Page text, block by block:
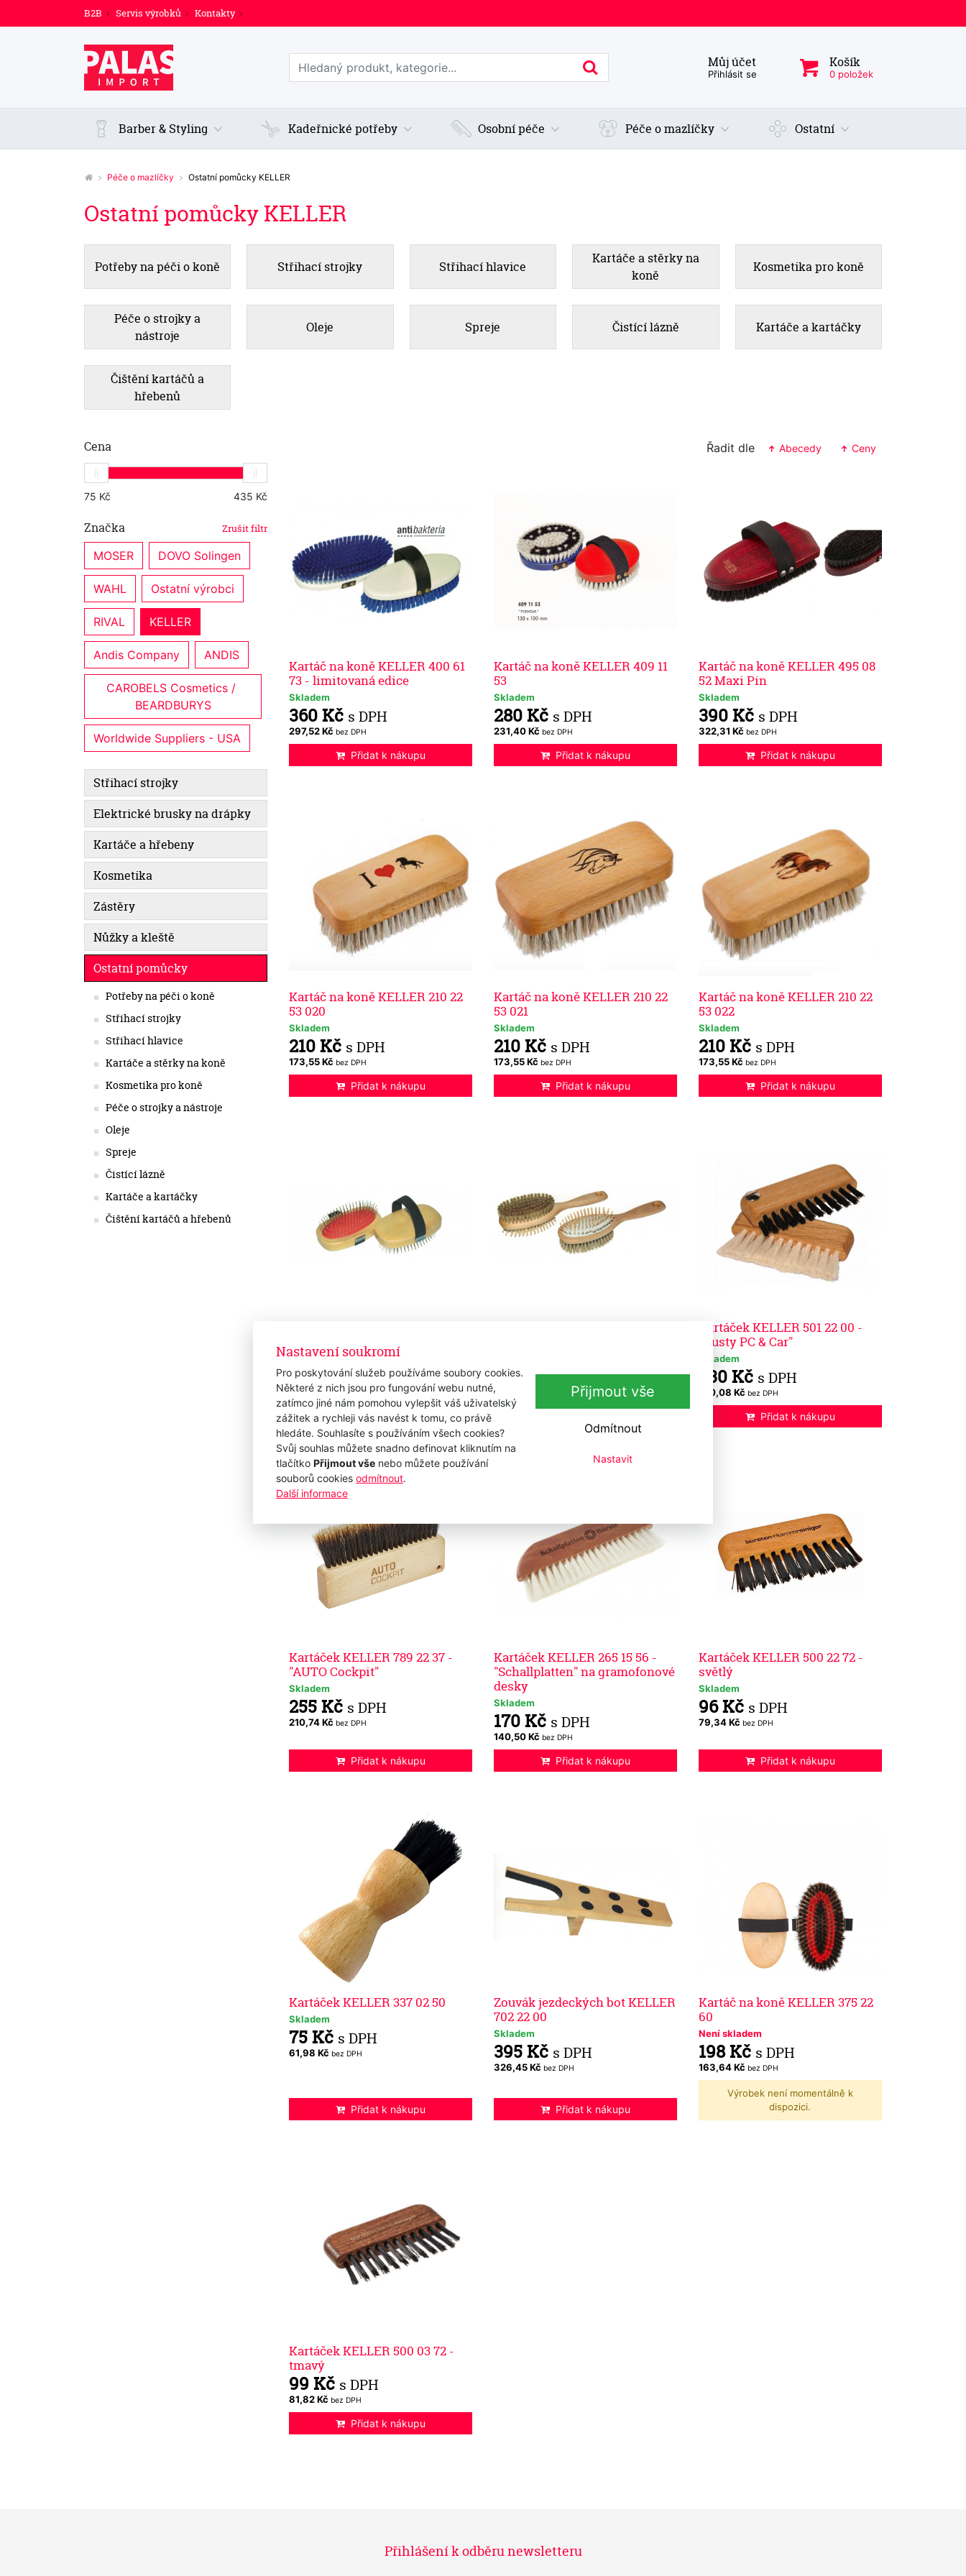
Nastavení soukromí
Pro poskytování služeb používáme soubory cookies.
Některé z nich jsou pro fungování webu nutné,
zatímco jiné nám pomohou vylepšit váš uživatelský
zážitek a rychleji vás navést k tomu, co právě
hledáte. Souhlasíte s používáním všech cookies?
Svůj souhlas můžete snadno definovat kliknutím na
tlačítko Přijmout vše nebo můžete používání
souborů cookies odmítnout.
Další informace
Přijmout vše
Odmítnout
Nastavit
B2B Servis výrobků Kontakty
Můj účet
Přihlásit se
Košík
0 položek
Prohledat web Hledaný produkt, kategorie...
Barber & Styling Kadeřnické potřeby Osobní péče Péče o mazlíčky Ostatní
Péče o mazlíčky Ostatní pomůcky KELLER
Ostatní pomůcky KELLER
Potřeby na péči o koně Střihací strojky Střihací hlavice
Kartáče a stěrky na
koně
Kosmetika pro koně
Péče o strojky a
nástroje
Oleje Spreje Čistící lázně Kartáče a kartáčky
Čištění kartáčů a
hřebenů
Cena
Značka Zrušit filtr
MOSER DOVO Solingen
WAHL Ostatní výrobci
RIVAL KELLER
Andis Company ANDIS
CAROBELS Cosmetics /
BEARDBURYS
Worldwide Suppliers - USA
Střihací strojky
Elektrické brusky na drápky
Kartáče a hřebeny
Kosmetika
Zástěry
Nůžky a kleště
Ostatní pomůcky
Potřeby na péči o koně
Střihací strojky
Střihací hlavice
Kartáče a stěrky na koně
Kosmetika pro koně
Péče o strojky a nástroje
Oleje
Spreje
Čistící lázně
Kartáče a kartáčky
Čištění kartáčů a hřebenů
Řadit dle Abecedy Ceny
Kartáč na koně KELLER 400 61
73 - limitovaná edice
Skladem
360 Kč s DPH
297,52 Kč bez DPH
Přidat k nákupu
Kartáč na koně KELLER 409 11
53
Skladem
280 Kč s DPH
231,40 Kč bez DPH
Přidat k nákupu
Kartáč na koně KELLER 495 08
52 Maxi Pin
Skladem
390 Kč s DPH
322,31 Kč bez DPH
Přidat k nákupu
Kartáč na koně KELLER 210 22
53 020
Skladem
210 Kč s DPH
173,55 Kč bez DPH
Přidat k nákupu
Kartáč na koně KELLER 210 22
53 021
Skladem
210 Kč s DPH
173,55 Kč bez DPH
Přidat k nákupu
Kartáč na koně KELLER 210 22
53 022
Skladem
210 Kč s DPH
173,55 Kč bez DPH
Přidat k nákupu
Skladem
255 Kč s DPH
210,74 Kčbez DPH
Přidat k nákupu
435 Kč s DPH
359,50 Kč bez DPH
Kartáček KELLER 501 22 00 -
"Dusty PC & Car"
Skladem
230 Kč s DPH
190,08 Kč bez DPH
Přidat k nákupu
Novinka
Kartáček KELLER 789 22 37 -
"AUTO Cockpit"
Skladem
255 Kč s DPH
210,74 Kč bez DPH
Přidat k nákupu
Kartáček KELLER 265 15 56 -
"Schallplatten" na gramofonové
desky
Skladem
170 Kč s DPH
140,50 Kč bez DPH
Přidat k nákupu
Kartáček KELLER 500 22 72 -
světlý
Skladem
96 Kč s DPH
79,34 Kč bez DPH
Přidat k nákupu
Kartáček KELLER 337 02 50
Skladem
75 Kč s DPH
61,98 Kč bez DPH
Přidat k nákupu
Zouvák jezdeckých bot KELLER
702 22 00
Skladem
395 Kč s DPH
326,45 Kč bez DPH
Přidat k nákupu
Kartáč na koně KELLER 375 22
60
Není skladem
198 Kč s DPH
163,64 Kč bez DPH
Výrobek není momentálně k
dispozici.
Kartáček KELLER 500 03 72 -
tmavý
99 Kč s DPH
81,82 Kč bez DPH
Přidat k nákupu
Přihlášení k odběru newsletteru